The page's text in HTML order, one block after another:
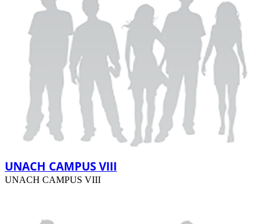
UNACH CAMPUS VIII
UNACH CAMPUS VIII